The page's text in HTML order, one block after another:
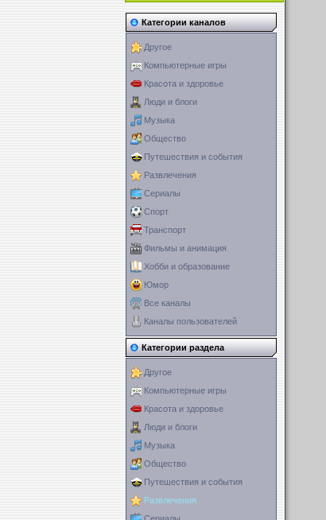
Категории каналов
Другое
Компьютерные игры
Красота и здоровье
Люди и блоги
Музыка
Общество
Путешествия и события
Развлечения
Сериалы
Спорт
Транспорт
Фильмы и анимация
Хобби и образование
Юмор
Все каналы
Каналы пользователей
Категории раздела
Другое
Компьютерные игры
Красота и здоровье
Люди и блоги
Музыка
Общество
Путешествия и события
Развлечения